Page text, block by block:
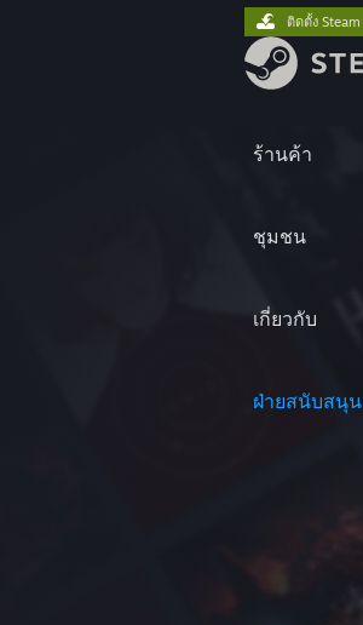
ร้านค้า
ชุมชน
เกี่ยวกับ
ฝ่ายสนับสนุน
ติดตั้ง Steam